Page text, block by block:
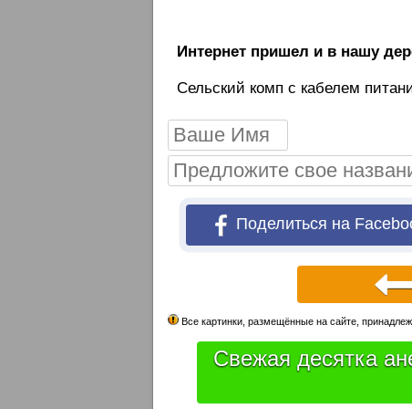
Интернет пришел и в нашу
Сельский комп с кабелем
Поделиться на
Все картинки, размещённые на сайте,
Свежая десятка